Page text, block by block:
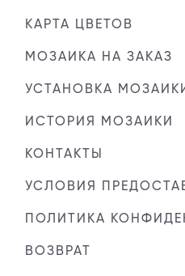
КАРТА ЦВЕТОВ
МОЗАИКА НА ЗАКАЗ
УСТАНОВКА
ИСТОРИЯ МОЗАИКИ
КОНТАКТЫ
УСЛОВИЯ
ПОЛИТИКА
ВОЗВРАТ